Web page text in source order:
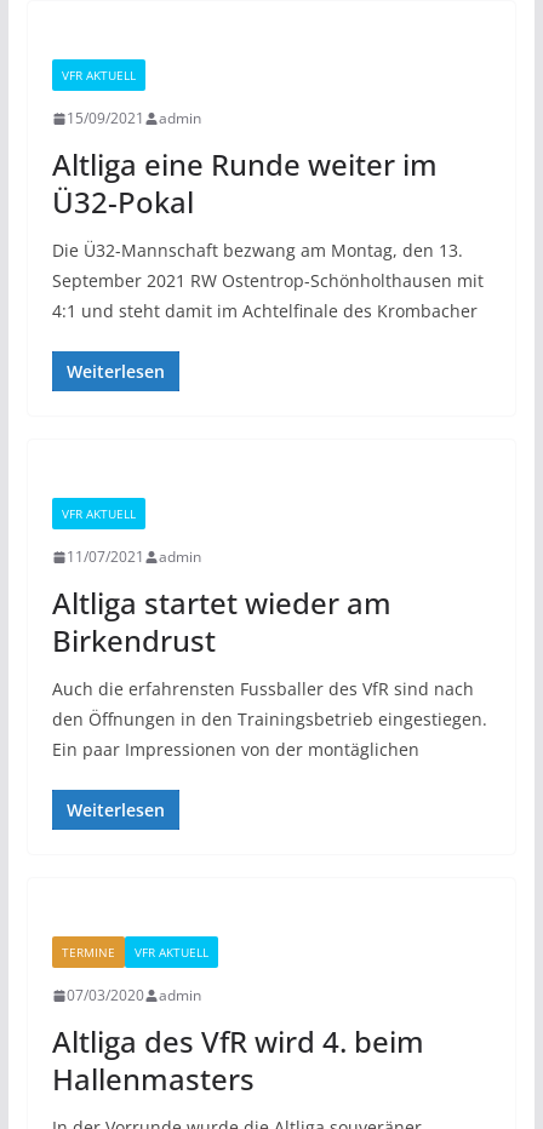
VFR AKTUELL
15/09/2021 admin
Altliga eine Runde weiter im
Ü32-Pokal
Die Ü32-Mannschaft bezwang am Montag, den 13.
September 2021 RW Ostentrop-Schönholthausen mit
4:1 und steht damit im Achtelfinale des Krombacher
Weiterlesen
VFR AKTUELL
11/07/2021 admin
Altliga startet wieder am
Birkendrust
Auch die erfahrensten Fussballer des VfR sind nach
den Öffnungen in den Trainingsbetrieb eingestiegen.
Ein paar Impressionen von der montäglichen
Weiterlesen
TERMINE VFR AKTUELL
07/03/2020 admin
Altliga des VfR wird 4. beim
Hallenmasters